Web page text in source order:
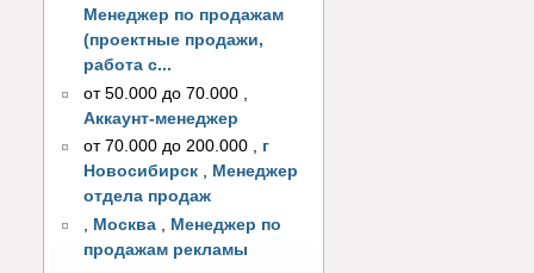
Менеджер по продажам
(проектные продажи,
работа с...
от 50.000 до 70.000
Аккаунт-менеджер
от 70.000 до 200.000 , г
Новосибирск , Менеджер
отдела продаж
, Москва , Менеджер по
продажам рекламы